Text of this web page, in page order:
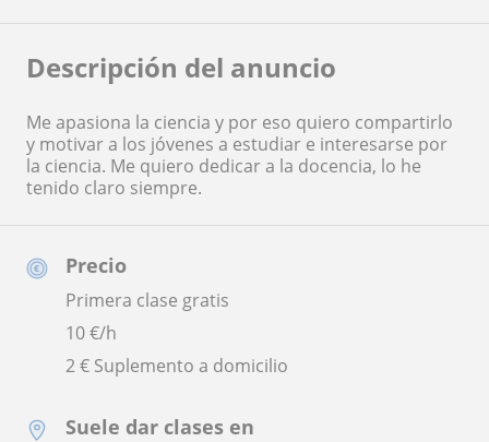
Precio
Primera clase gratis
10€/h
2 € Suplemento a domicilio
Suele dar clases en
Descripción del anuncio
Me apasiona la ciencia y por eso quiero compartirlo
y motivar a los jóvenes a estudiar e interesarse por
la ciencia. Me quiero dedicar a la docencia, lo he
tenido claro siempre.